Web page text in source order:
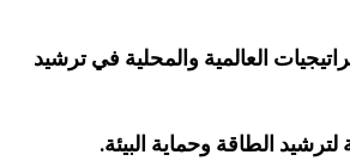
العالمية والمحلية في ترشيد
لترشيد الطاقة وحماية البيئة.